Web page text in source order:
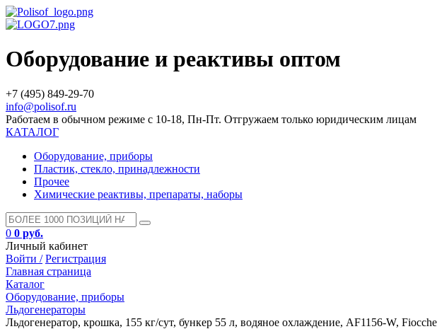
Оборудование и реактивы оптом
+7 (495) 849-29-70
info@polisof.ru
Работаем в обычном режиме с 10-18, Пн-Пт. Отгружаем только юридическим лицам
КАТАЛОГ
Оборудование, приборы
Пластик, стекло, принадлежности
Прочее
Химические реактивы, препараты, наборы
0 0 руб.
Личный кабинет
Войти / Регистрация
Главная страница
Каталог
Оборудование, приборы
Льдогенераторы
Льдогенератор, крошка, 155 кг/сут, бункер 55 л, водяное охлаждение, AF1156-W,